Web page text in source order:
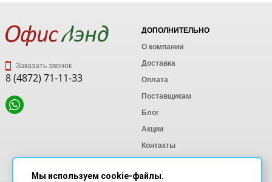
Заказать звонок
8 (4872) 71-11-33
ДОПОЛНИТЕЛЬНО
О компании
Доставка
Оплата
Поставщикам
Блог
Акции
Контакты
Мы используем cookie-файлы.